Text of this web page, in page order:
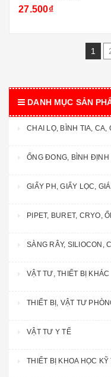
27.500₫
1
DANH MỤC SẢN
CHAI LỌ, BÌNH TIA, CA,
ỐNG ĐONG, BÌNH
GIẤY PH, GIẤY LỌC,
PIPET, BURET, CRYO,
SÀNG RÂY, SILIOCON,
VẬT TƯ, THIẾT BỊ KHÁC
THIẾT BỊ, VẬT TƯ
VẬT TƯ Y TẾ
THIẾT BỊ KHOA HỌC KỸ